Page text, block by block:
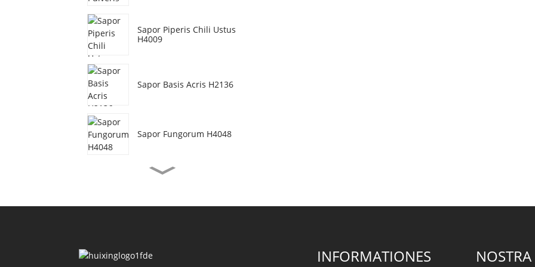
Sapor Piperis Chili Ustus
H4009
Sapor Basis Acris H2136
Sapor Fungorum H4048
INFORMATIONES